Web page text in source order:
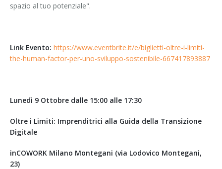
spazio al tuo potenziale".
Link Evento: https://www.eventbrite.it/e/biglietti-oltre-i-limiti-
the-human-factor-per-uno-sviluppo-sostenibile-667417893887
Lunedì 9 Ottobre dalle 15:00 alle 17:30
Oltre i Limiti: Imprenditrici alla Guida della Transizione
Digitale
inCOWORK Milano Montegani (via Lodovico Montegani,
23)